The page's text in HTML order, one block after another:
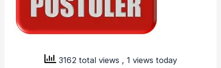
3162 total views , 1 views today